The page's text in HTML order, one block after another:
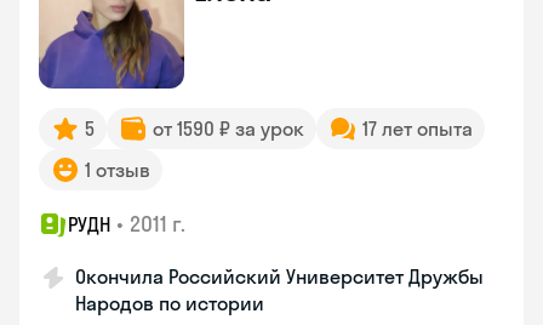
5 от 1590 ₽ за урок
17 лет опыта
1 отзыв
РУДН • 2011 г.
Окончила Российский Университет Дружбы
Народов по истории